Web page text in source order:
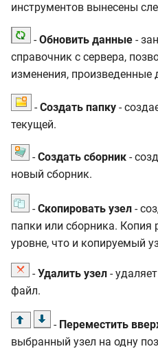
инструментов вынесены
-Обновить данные -
справочник с сервера,
изменения, произведенные
-Создать папку -
текущей.
-Создать сборник -
новый сборник.
-Скопировать узел -
папки или сборника. Копия
уровне, что и копируемый
-Удалить узел -
файл.
- Переместить
выбранный узел на одну